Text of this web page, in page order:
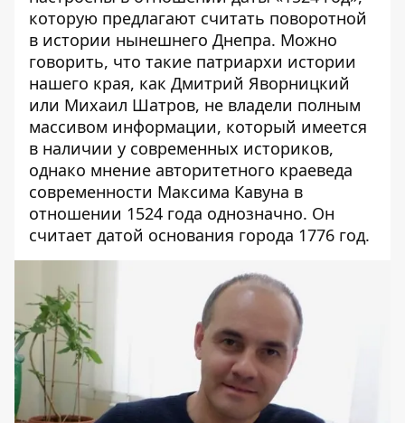
которую предлагают считать поворотной
в истории нынешнего Днепра. Можно
говорить, что такие патриархи истории
нашего края, как Дмитрий Яворницкий
или Михаил Шатров, не владели полным
массивом информации, который имеется
в наличии у современных историков,
однако мнение авторитетного краеведа
современности Максима Кавуна в
отношении 1524 года однозначно. Он
считает датой основания города 1776 год.